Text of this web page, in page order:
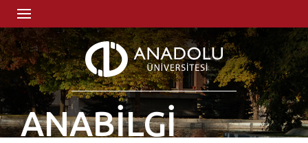
ANABİLGİ